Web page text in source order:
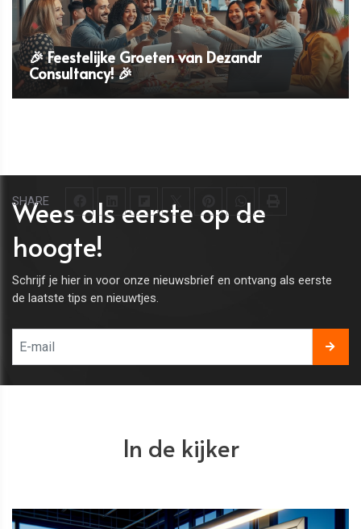
SHARE
🎉 Feestelijke Groeten van Dezandr
Consultancy! 🎉
Wees als eerste op de
hoogte!
Schrijf je hier in voor onze nieuwsbrief en ontvang als eerste
de laatste tips en nieuwtjes.
In de kijker